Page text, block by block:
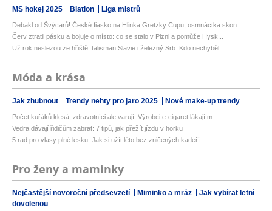
MS hokej 2025 Biatlon Liga mistrů
Debakl od Švýcarů! České fiasko na Hlinka Gretzky Cupu, osmnáctka skon...
Červ ztratil pásku a bojuje o místo: co se stalo v Plzni a pomůže Hysk...
Už rok neslezou ze hřiště: talisman Slavie i železný Srb. Kdo nechyběl...
Móda a krása
Jak zhubnout Trendy nehty pro jaro 2025 Nové make-up trendy
Počet kuřáků klesá, zdravotníci ale varují: Výrobci e-cigaret lákají m...
Vedra dávají řidičům zabrat: 7 tipů, jak přežít jízdu v horku
5 rad pro vlasy plné lesku: Jak si užít léto bez zničených kadeří
Pro ženy a maminky
Nejčastější novoroční předsevzetí Miminko a mráz
Jak vybírat letní
dovolenou